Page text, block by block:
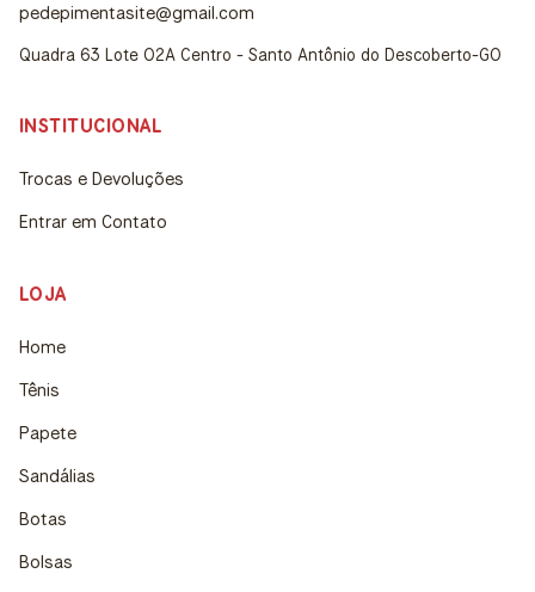
pedepimentasite@gmail.com
Quadra 63 Lote 02A Centro - Santo Antônio do Descoberto-GO
INSTITUCIONAL
Trocas e Devoluções
Entrar em Contato
LOJA
Home
Tênis
Papete
Sandálias
Botas
Bolsas